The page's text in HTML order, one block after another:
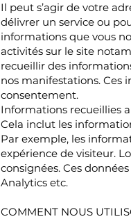
Il peut s’agir de votre
délivrer un service ou
informations que vous
activités sur le site
recueillir des
nos manifestations. Ces
consentement.
Informations recueillies
Cela inclut les
Par exemple, les
expérience de visiteur.
consignées. Ces
Analytics etc.
COMMENT NOUS